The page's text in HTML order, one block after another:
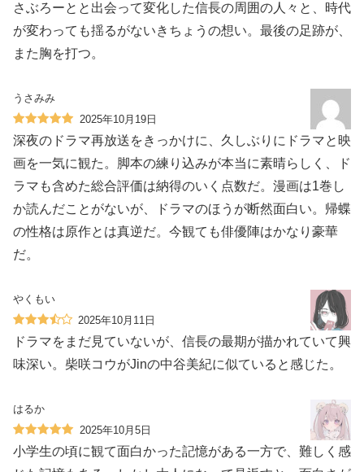
さぶろーとと出会って変化した信長の周囲の人々と、時代
が変わっても揺るがないきちょうの想い。最後の足跡が、
また胸を打つ。
うさみみ
2025年10月19日
深夜のドラマ再放送をきっかけに、久しぶりにドラマと映
画を一気に観た。脚本の練り込みが本当に素晴らしく、ド
ラマも含めた総合評価は納得のいく点数だ。漫画は1巻し
か読んだことがないが、ドラマのほうが断然面白い。帰蝶
の性格は原作とは真逆だ。今観ても俳優陣はかなり豪華
だ。
やくもい
2025年10月11日
ドラマをまだ見ていないが、信長の最期が描かれていて興
味深い。柴咲コウがJinの中谷美紀に似ていると感じた。
はるか
2025年10月5日
小学生の頃に観て面白かった記憶がある一方で、難しく感